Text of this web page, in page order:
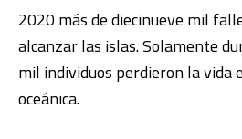
2020 más de diecinueve mil
alcanzar las islas. Solamente
mil individuos perdieron la vida
oceánica.